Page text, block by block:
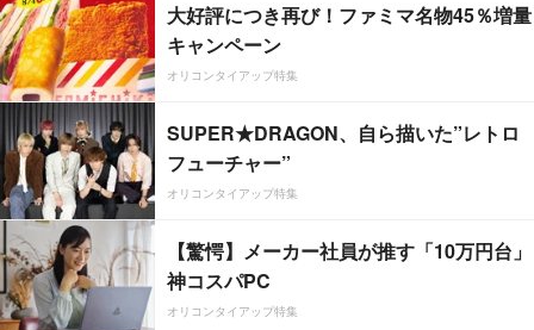
大好評につき再び！ファミマ名物45％増量
キャンペーン
オリコンタイアップ特集
SUPER★DRAGON、自ら描いた”レトロ
フューチャー”
オリコンタイアップ特集
【驚愕】メーカー社員が推す「10万円台」
神コスパPC
オリコンタイアップ特集